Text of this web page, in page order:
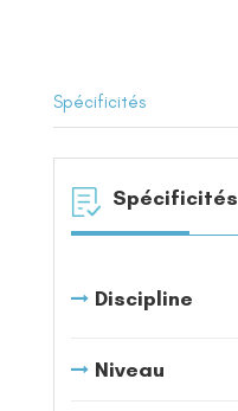
Spécificités
Spécificités
Discipline
Niveau